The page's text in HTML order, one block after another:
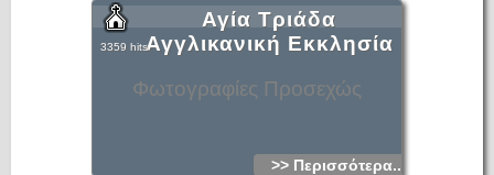
Φωτογραφίες Προσεχώς
Αγία Τριάδα
Αγγλικανική Εκκλησία
3359 hits
>> Περισσότερα...